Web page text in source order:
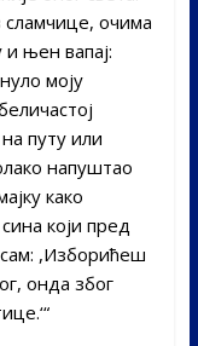
сламчице, очима
и њен вапај:
моју
путу или
напуштао
како
који пред
,Изборићеш
онда због